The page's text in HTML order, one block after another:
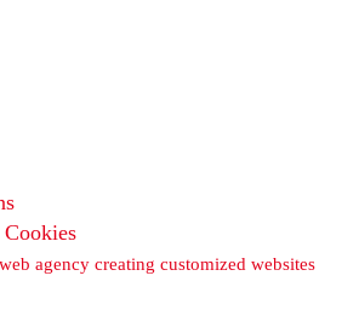
agency creating customized websites